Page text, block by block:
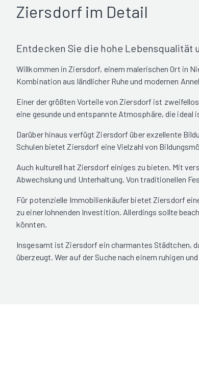
Ziersdorf im Detail
Entdecken Sie die hohe
Willkommen in Ziersdorf, einem malerischen Ort in
Kombination aus ländlicher Ruhe und modernen
Einer der größten Vorteile von Ziersdorf ist
eine gesunde und entspannte Atmosphäre, die
Darüber hinaus verfügt Ziersdorf über exzellente
Schulen bietet Ziersdorf eine Vielzahl von
Auch kulturell hat Ziersdorf einiges zu bieten. Mit
Abwechslung und Unterhaltung. Von traditionellen
Für potenzielle Immobilienkäufer bietet Ziersdorf
zu einer lohnenden Investition. Allerdings sollte
könnten.
Insgesamt ist Ziersdorf ein charmantes Städtchen,
überzeugt. Wer auf der Suche nach einem ruhigen